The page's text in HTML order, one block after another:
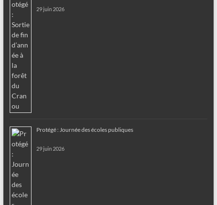
29 juin 2026
Protégé : Journée des écoles publiques
29 juin 2026